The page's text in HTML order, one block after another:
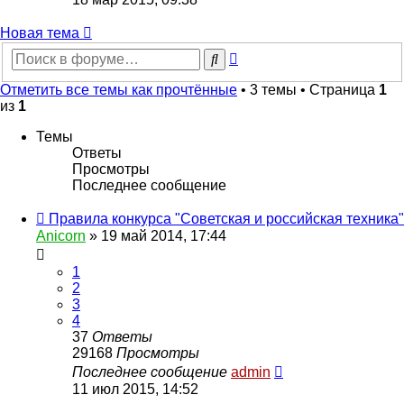
последнему
Новая
тема
Новая тема
Поиск
Отметить все темы как прочтённые • 3 темы • Страница 1
из 1
Темы
Ответы
Просмотры
Последнее сообщение
Правила конкурса "Советская и российская техника"
Anicorn » 19 май 2014, 17:44
1
2
3
4
37 Ответы
29168 Просмотры
Последнее сообщение admin
11 июл 2015, 14:52